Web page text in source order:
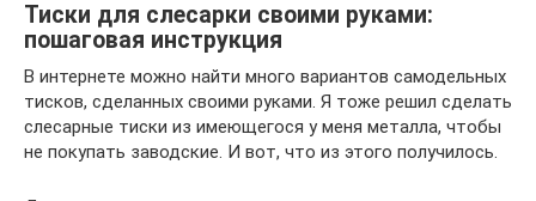
Тиски для слесарки своими руками:
пошаговая инструкция
В интернете можно найти много вариантов самодельных
тисков, сделанных своими руками. Я тоже решил сделать
слесарные тиски из имеющегося у меня металла, чтобы
не покупать заводские. И вот, что из этого получилось.